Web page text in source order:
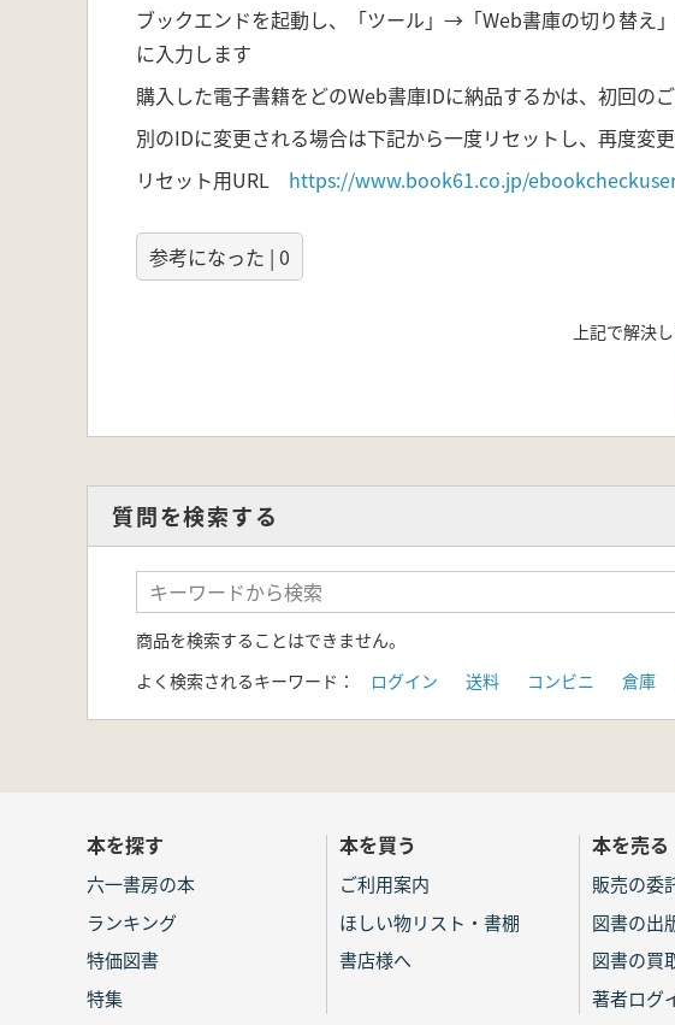
ブックエンドを起動し、「ツール」→「Web書庫の切り替
に入力します
購入した電子書籍をどのWeb書庫IDに納品するかは、初回の
別のIDに変更される場合は下記から一度リセットし、再度変
リセット用URL https://www.book61.co.jp/
参考になった | 0
上記で解決
質問を検索する
商品を検索することはできません。
よく検索されるキーワード：
ログイン 送料 コンビニ 倉庫
本を探す
六一書房の本
ランキング
特価図書
特集
本を買う
ご利用案内
ほしい物リスト・書棚
書店様へ
本を売る
販売の委
図書の出
図書の買
著者ログ